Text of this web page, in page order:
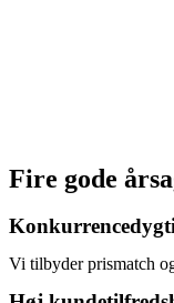
Fire gode
Vi tilbyder prismatch